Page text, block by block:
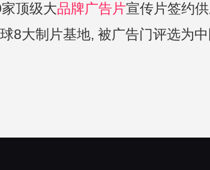
顶级大品牌广告片宣传片签约
大制片基地, 被广告门评选为中